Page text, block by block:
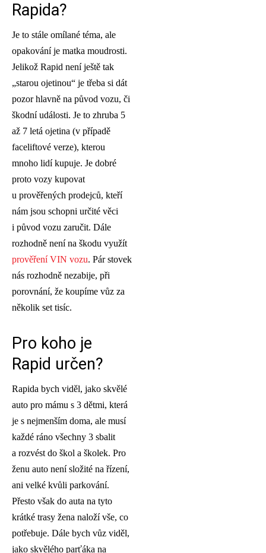
Rapida?
Je to stále omílané téma, ale
opakování je matka moudrosti.
Jelikož Rapid není ještě tak
„starou ojetinou“ je třeba si dát
pozor hlavně na původ vozu, či
škodní události. Je to zhruba 5
až 7 letá ojetina (v případě
faceliftové verze), kterou
mnoho lidí kupuje. Je dobré
proto vozy kupovat
u prověřených prodejců, kteří
nám jsou schopni určité věci
i původ vozu zaručit. Dále
rozhodně není na škodu využít
prověření VIN vozu. Pár stovek
nás rozhodně nezabije, při
porovnání, že koupíme vůz za
několik set tisíc.
Pro koho je
Rapid určen?
Rapida bych viděl, jako skvělé
auto pro mámu s 3 dětmi, která
je s nejmenším doma, ale musí
každé ráno všechny 3 sbalit
a rozvést do škol a školek. Pro
ženu auto není složité na řízení,
ani velké kvůli parkování.
Přesto však do auta na tyto
krátké trasy žena naloží vše, co
potřebuje. Dále bych vůz viděl,
jako skvělého parťáka na